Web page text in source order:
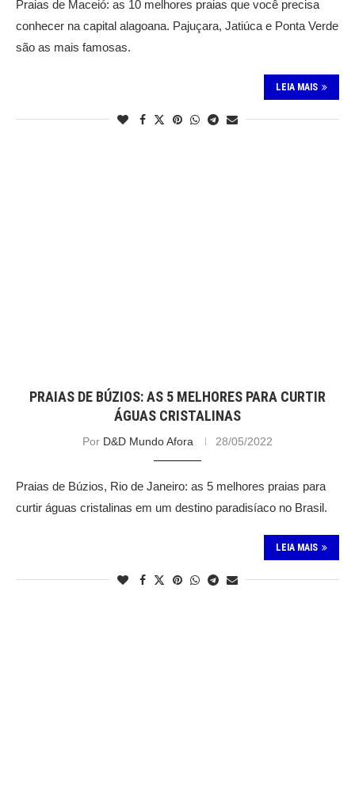
Praias de Maceió: as 10 melhores praias que você precisa
conhecer na capital alagoana. Pajuçara, Jatiúca e Ponta Verde
são as mais famosas.
LEIA MAIS
PRAIAS DE BÚZIOS: AS 5 MELHORES PARA CURTIR
ÁGUAS CRISTALINAS
Por D&D Mundo Afora 28/05/2022
Praias de Búzios, Rio de Janeiro: as 5 melhores praias para
curtir águas cristalinas em um destino paradisíaco no Brasil.
LEIA MAIS